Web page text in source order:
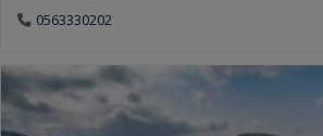
0563330202